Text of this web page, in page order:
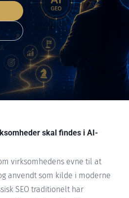
skal findes i AI-
virksomhedens evne til at
anvendt som kilde i moderne
SEO traditionelt har